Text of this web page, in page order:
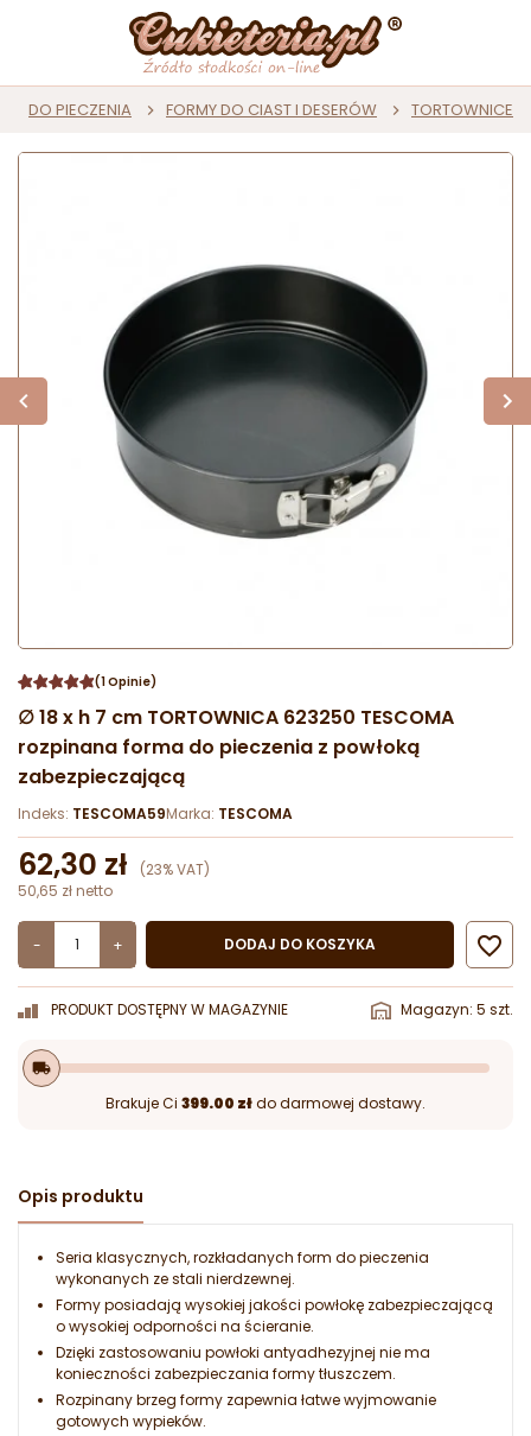
DO PIECZENIA FORMY DO CIAST I DESERÓW TORTOWNICE
(1 Opinie)
∅ 18 x h 7 cm TORTOWNICA 623250 TESCOMA
rozpinana forma do pieczenia z powłoką
zabezpieczającą
Indeks: TESCOMA59Marka: TESCOMA
62,30 zł
(23% VAT)
50,65 zł netto
- + DODAJ DO KOSZYKA 
PRODUKT DOSTĘPNY W MAGAZYNIE Magazyn: 5 szt.
local_shipping
Brakuje Ci 399.00 złdo darmowej dostawy.
Opis produktu
Seria klasycznych, rozkładanych form do pieczenia
wykonanych ze stali nierdzewnej.
Formy posiadają wysokiej jakości powłokę zabezpieczającą
o wysokiej odporności na ścieranie.
Dzięki zastosowaniu powłoki antyadhezyjnej nie ma
konieczności zabezpieczania formy tłuszczem.
Rozpinany brzeg formy zapewnia łatwe wyjmowanie
gotowych wypieków.